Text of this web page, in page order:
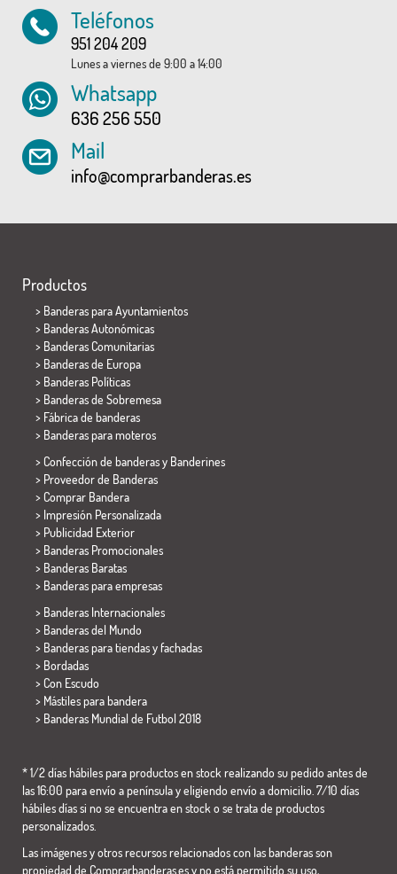
Teléfonos
951 204 209
Lunes a viernes de 9:00 a 14:00
Whatsapp
636 256 550
Mail
info@comprarbanderas.es
Productos
> Banderas para Ayuntamientos
> Banderas Autonómicas
> Banderas Comunitarias
> Banderas de Europa
> Banderas Políticas
> Banderas de Sobremesa
> Fábrica de banderas
> Banderas para moteros
> Confección de banderas y Banderines
> Proveedor de Banderas
> Comprar Bandera
> Impresión Personalizada
> Publicidad Exterior
> Banderas Promocionales
> Banderas Baratas
> Banderas para empresas
> Banderas Internacionales
> Banderas del Mundo
> Banderas para tiendas y fachadas
> Bordadas
> Con Escudo
> Mástiles para bandera
> Banderas Mundial de Futbol 2018
* 1/2 días hábiles para productos en stock realizando su pedido antes de
las 16:00 para envío a península y eligiendo envío a domicilio. 7/10 días
hábiles días si no se encuentra en stock o se trata de productos
personalizados.
Las imágenes y otros recursos relacionados con las banderas son
propiedad de Comprarbanderas.es y no está permitido su uso,